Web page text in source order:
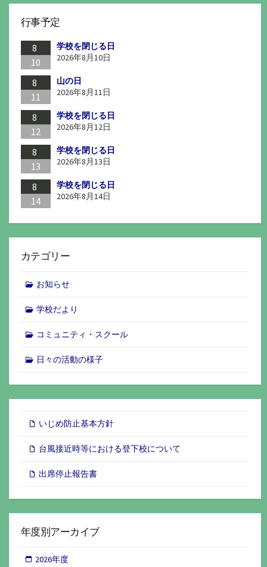
行事予定
8
10
学校を閉じる日
2026年8月10日
8
11
山の日
2026年8月11日
8
12
学校を閉じる日
2026年8月12日
8
13
学校を閉じる日
2026年8月13日
8
14
学校を閉じる日
2026年8月14日
カテゴリー
お知らせ
学校だより
コミュニティ・スクール
日々の活動の様子
いじめ防止基本方針
台風接近時等における登下校について
出席停止報告書
年度別アーカイブ
2026年度